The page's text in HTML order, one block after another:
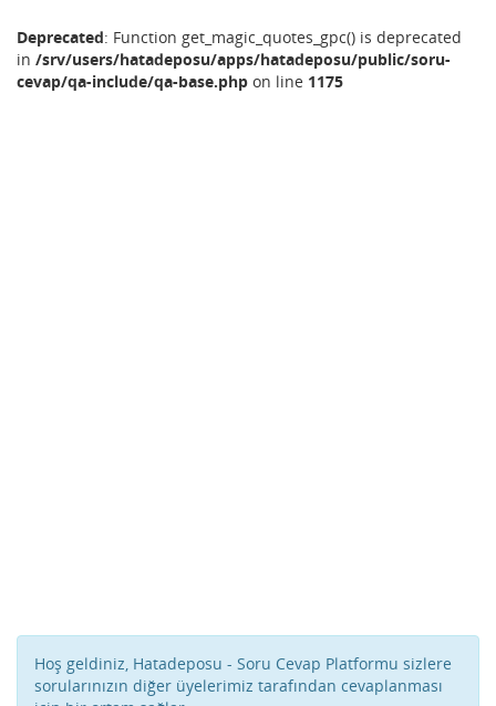
Deprecated: Function get_magic_quotes_gpc() is deprecated
in /srv/users/hatadeposu/apps/hatadeposu/public/soru-
cevap/qa-include/qa-base.php on line 1175
Hoş geldiniz, Hatadeposu - Soru Cevap Platformu sizlere
sorularınızın diğer üyelerimiz tarafından cevaplanması